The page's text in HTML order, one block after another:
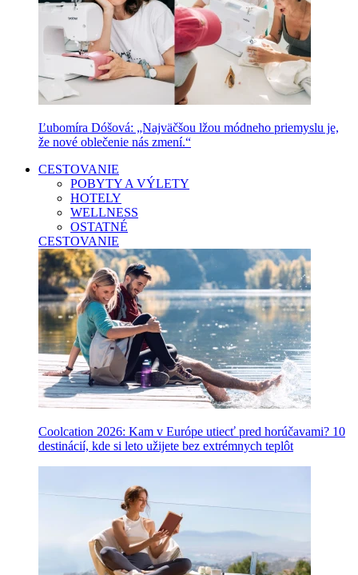
Ľubomíra Dóšová: „Najväčšou lžou módneho priemyslu je,
že nové oblečenie nás zmení.“
CESTOVANIE
POBYTY A VÝLETY
HOTELY
WELLNESS
OSTATNÉ
CESTOVANIE
Coolcation 2026: Kam v Európe utiecť pred horúčavami? 10
destinácií, kde si leto užijete bez extrémnych teplôt